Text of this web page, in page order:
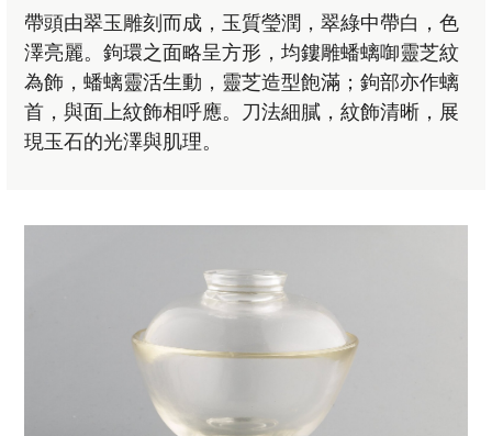
帶頭由翠玉雕刻而成，玉質瑩潤，翠綠中帶白，色
澤亮麗。鉤環之面略呈方形，均鏤雕蟠螭啣靈芝紋
為飾，蟠螭靈活生動，靈芝造型飽滿；鉤部亦作螭
首，與面上紋飾相呼應。刀法細膩，紋飾清晰，展
現玉石的光澤與肌理。